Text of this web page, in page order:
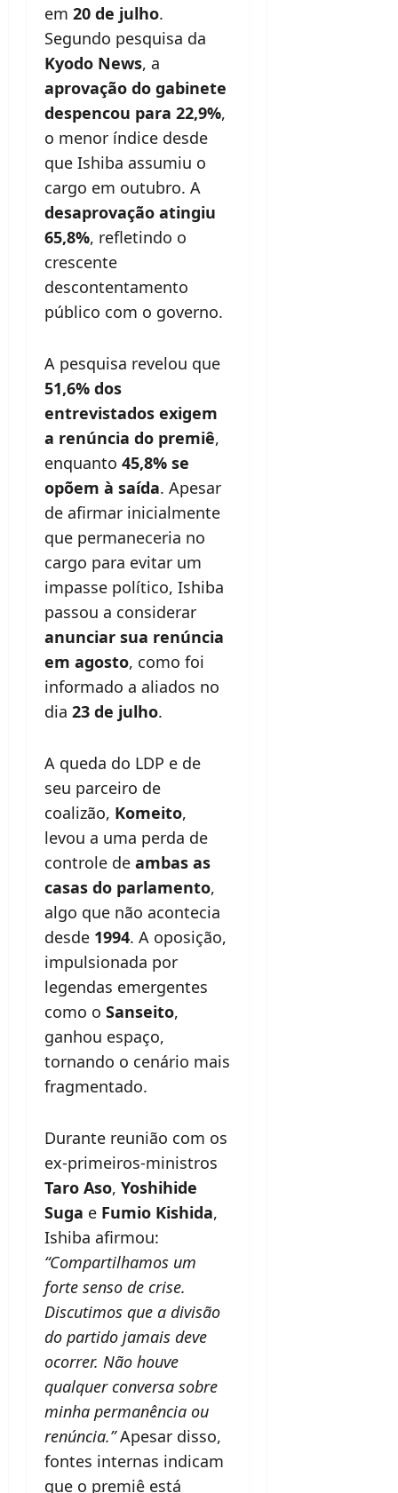
em 20 de julho.
Segundo pesquisa da
Kyodo News, a
aprovação do gabinete
despencou para 22,9%,
o menor índice desde
que Ishiba assumiu o
cargo em outubro. A
desaprovação atingiu
65,8%, refletindo o
crescente
descontentamento
público com o governo.
A pesquisa revelou que
51,6% dos
entrevistados exigem
a renúncia do premiê,
enquanto 45,8% se
opõem à saída. Apesar
de afirmar inicialmente
que permaneceria no
cargo para evitar um
impasse político, Ishiba
passou a considerar
anunciar sua renúncia
em agosto, como foi
informado a aliados no
dia 23 de julho.
A queda do LDP e de
seu parceiro de
coalizão, Komeito,
levou a uma perda de
controle de ambas as
casas do parlamento,
algo que não acontecia
desde 1994. A oposição,
impulsionada por
legendas emergentes
como o Sanseito,
ganhou espaço,
tornando o cenário mais
fragmentado.
Durante reunião com os
ex-primeiros-ministros
Taro Aso, Yoshihide
Suga e Fumio Kishida,
Ishiba afirmou:
“Compartilhamos um
forte senso de crise.
Discutimos que a divisão
do partido jamais deve
ocorrer. Não houve
qualquer conversa sobre
minha permanência ou
renúncia.”Apesar disso,
fontes internas indicam
que o premiê está